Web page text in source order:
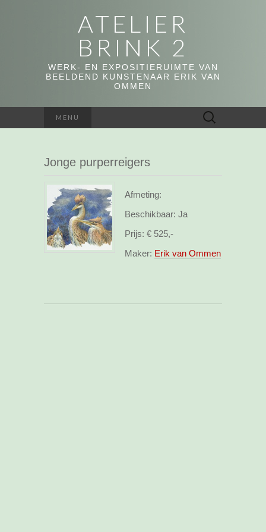
ATELIER
BRINK 2
WERK- EN EXPOSITIERUIMTE VAN
BEELDEND KUNSTENAAR ERIK VAN
OMMEN
MENU
Zoeken
naar:
Jonge purperreigers
Afmeting:
Beschikbaar: Ja
Prijs: € 525,-
Maker: Erik van Ommen